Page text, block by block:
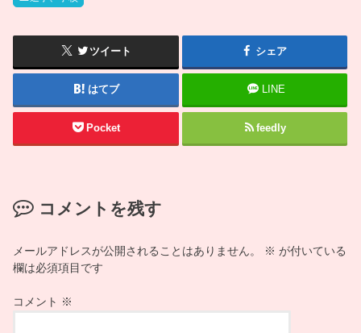
ツイート シェア
はてブ LINE
Pocket feedly
コメントを残す
メールアドレスが公開されることはありません。 ※ が付いている
欄は必須項目です
コメント ※